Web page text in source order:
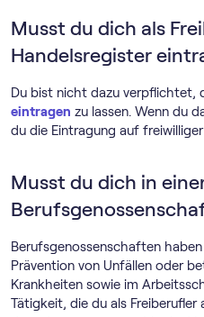
Musst du dich als
Handelsregister
Du bist nicht dazu verpflichtet,
eintragen zu lassen. Wenn du
du die Eintragung auf freiwilliger
Musst du dich in
Berufsgenossenschaften
Prävention von Unfällen oder
Krankheiten sowie im
Tätigkeit, die du als Freiberufler